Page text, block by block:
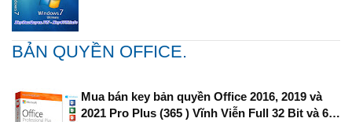
BẢN QUYỀN OFFICE.
Mua bán key bản quyền Office 2016, 2019 và
2021 Pro Plus (365 ) Vĩnh Viễn Full 32 Bit và 64